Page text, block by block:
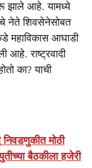
झाले आहे. यामध्ये
नेते शिवसेनेसोबत
महाविकास आघाडी
आहे. राष्ट्रवादी
का? याची
मोठी
बैठकीला हजेरी